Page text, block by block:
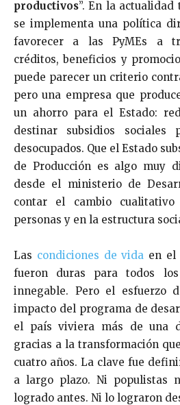
productivos”. En la
se implementa una política
favorecer a las PyMEs a
créditos, beneficios y
puede parecer un criterio
pero una empresa que
un ahorro para el Estado:
destinar subsidios sociales
desocupados. Que el Estado
de Producción es algo muy
desde el ministerio de
contar el cambio
personas y en la estructura
Las condiciones de vida en el
fueron duras para todos
innegable. Pero el esfuerzo
impacto del programa de
el país viviera más de una
gracias a la transformación
cuatro años. La clave fue
a largo plazo. Ni populistas
logrado antes. Ni lo lograron